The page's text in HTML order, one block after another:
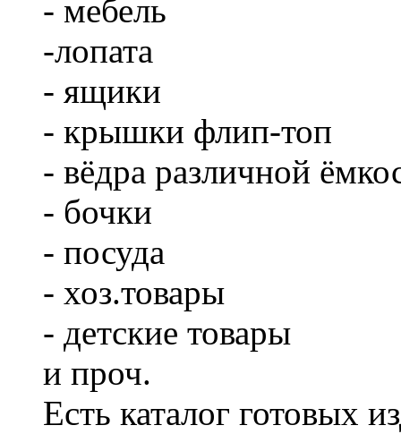
- мебель
-лопата
- ящики
- крышки флип-топ
- вёдра различной
- бочки
- посуда
- хоз.товары
- детские товары
и проч.
Есть каталог готовых